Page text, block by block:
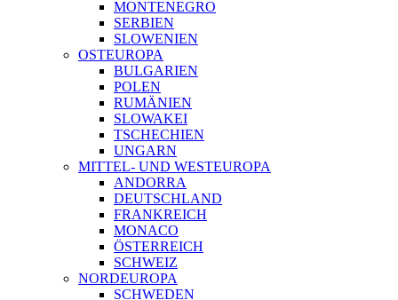
MONTENEGRO
SERBIEN
SLOWENIEN
OSTEUROPA
BULGARIEN
POLEN
RUMÄNIEN
SLOWAKEI
TSCHECHIEN
UNGARN
MITTEL- UND WESTEUROPA
ANDORRA
DEUTSCHLAND
FRANKREICH
MONACO
ÖSTERREICH
SCHWEIZ
NORDEUROPA
SCHWEDEN